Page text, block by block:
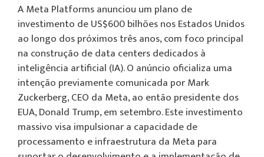
A Meta Platforms anunciou um plano de
investimento de US$600 bilhões nos Estados Unidos
ao longo dos próximos três anos, com foco principal
na construção de data centers dedicados à
inteligência artificial (IA). O anúncio oficializa uma
intenção previamente comunicada por Mark
Zuckerberg, CEO da Meta, ao então presidente dos
EUA, Donald Trump, em setembro. Este investimento
massivo visa impulsionar a capacidade de
processamento e infraestrutura da Meta para